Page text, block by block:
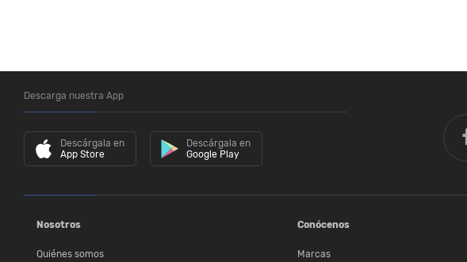
Descarga nuestra App
Descárgala en
App Store
Descárgala en
Google Play
Nosotros
Quiénes somos
Conócenos
Marcas